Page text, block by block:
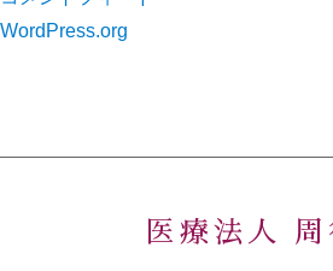
WordPress.org
医療法人 周